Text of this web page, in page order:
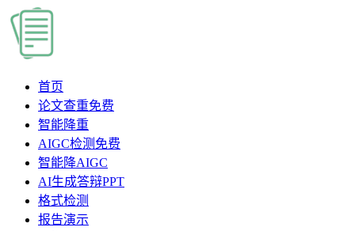
首页
论文查重免费
智能降重
AIGC检测 免费
智能降AIGC
AI生成答辩PPT
格式检测
报告演示